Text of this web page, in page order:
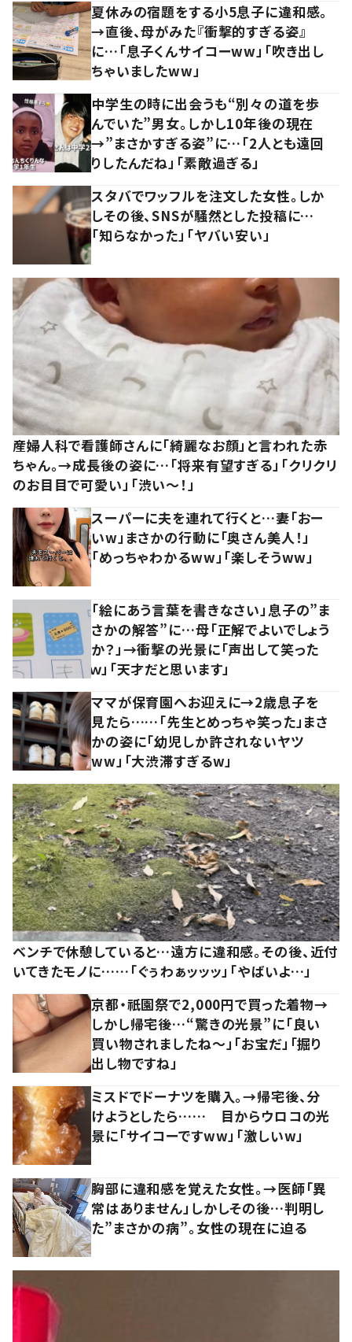
夏休みの宿題をする小5息子に違和感。
→直後、母がみた『衝撃的すぎる姿』
に…「息子くんサイコーww」「吹き出し
ちゃいましたww」
中学生の時に出会うも“別々の道を歩
んでいた”男女。しかし10年後の現在
→”まさかすぎる姿”に…「2人とも遠回
りしたんだね」「素敵過ぎる」
スタバでワッフルを注文した女性。しか
しその後、SNSが騒然とした投稿に…
「知らなかった」「ヤバい安い」
産婦人科で看護師さんに「綺麗なお顔」と言われた赤
ちゃん。→成長後の姿に…「将来有望すぎる」「クリクリ
のお目目で可愛い」「渋い～！」
スーパーに夫を連れて行くと…妻「おー
いw」まさかの行動に「奥さん美人！」
「めっちゃわかるww」「楽しそうww」
「絵にあう言葉を書きなさい」息子の”ま
さかの解答”に…母「正解でよいでしょう
か？」→衝撃の光景に「声出して笑った
ｗ」「天才だと思います」
ママが保育園へお迎えに→2歳息子を
見たら……「先生とめっちゃ笑った」まさ
かの姿に「幼児しか許されないヤツ
ww」「大渋滞すぎるw」
ベンチで休憩していると…遠方に違和感。その後、近付
いてきたモノに……「ぐぅわぁッッッ」「やばいよ…」
京都・祇園祭で2,000円で買った着物→
しかし帰宅後…“驚きの光景”に「良い
買い物されましたね～」「お宝だ」「掘り
出し物ですね」
ミスドでドーナツを購入。→帰宅後、分
けようとしたら…… 目からウロコの光
景に「サイコーですww」「激しいw」
胸部に違和感を覚えた女性。→医師「異
常はありません」しかしその後…判明し
た”まさかの病”。女性の現在に迫る